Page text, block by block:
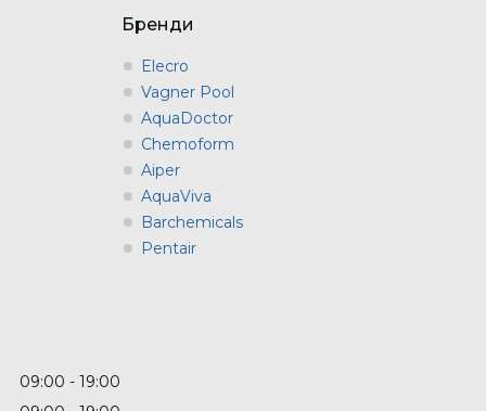
Бренди
Elecro
Vagner Pool
AquaDoctor
Chemoform
Aiper
AquaViva
Barchemicals
Pentair
09:00
19:00